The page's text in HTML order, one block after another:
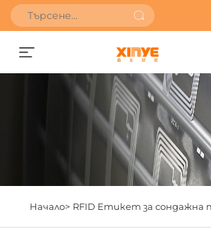
Начало> RFID Етикет за сондажна